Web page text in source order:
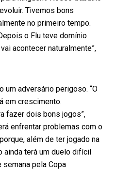
Tivemos bons
no primeiro tempo.
o Flu teve domínio
acontecer naturalmente”,
um adversário perigoso. “O
em crescimento.
fazer dois bons jogos”,
enfrentar problemas com o
além de ter jogado na
ainda terá um duelo difícil
pela Copa